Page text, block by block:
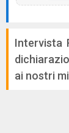
Intervista
ai nostri